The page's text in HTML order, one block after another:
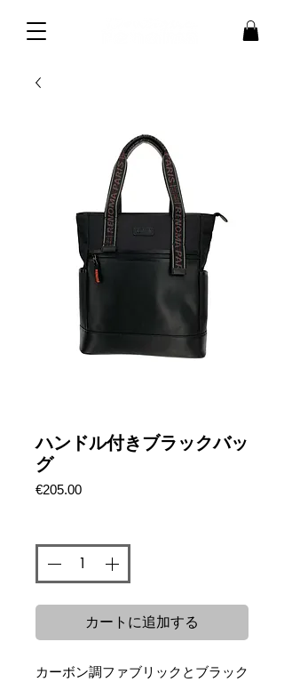
ハンドル付きブラックバッ
グ
€205.00価
カートに追加する
カーボン調ファブリックとブラック